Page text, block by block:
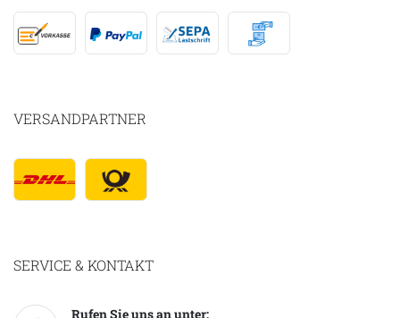
VERSANDPARTNER
SERVICE & KONTAKT
Rufen Sie uns an unter: